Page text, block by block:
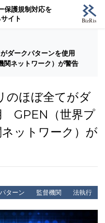
保護規制対応を
イト
ダークパターンを使用
関ネットワーク）が警告
のほぼ全てがダ
GPEN（世界プ
ットワーク）が
ターン 監督機関 法執行